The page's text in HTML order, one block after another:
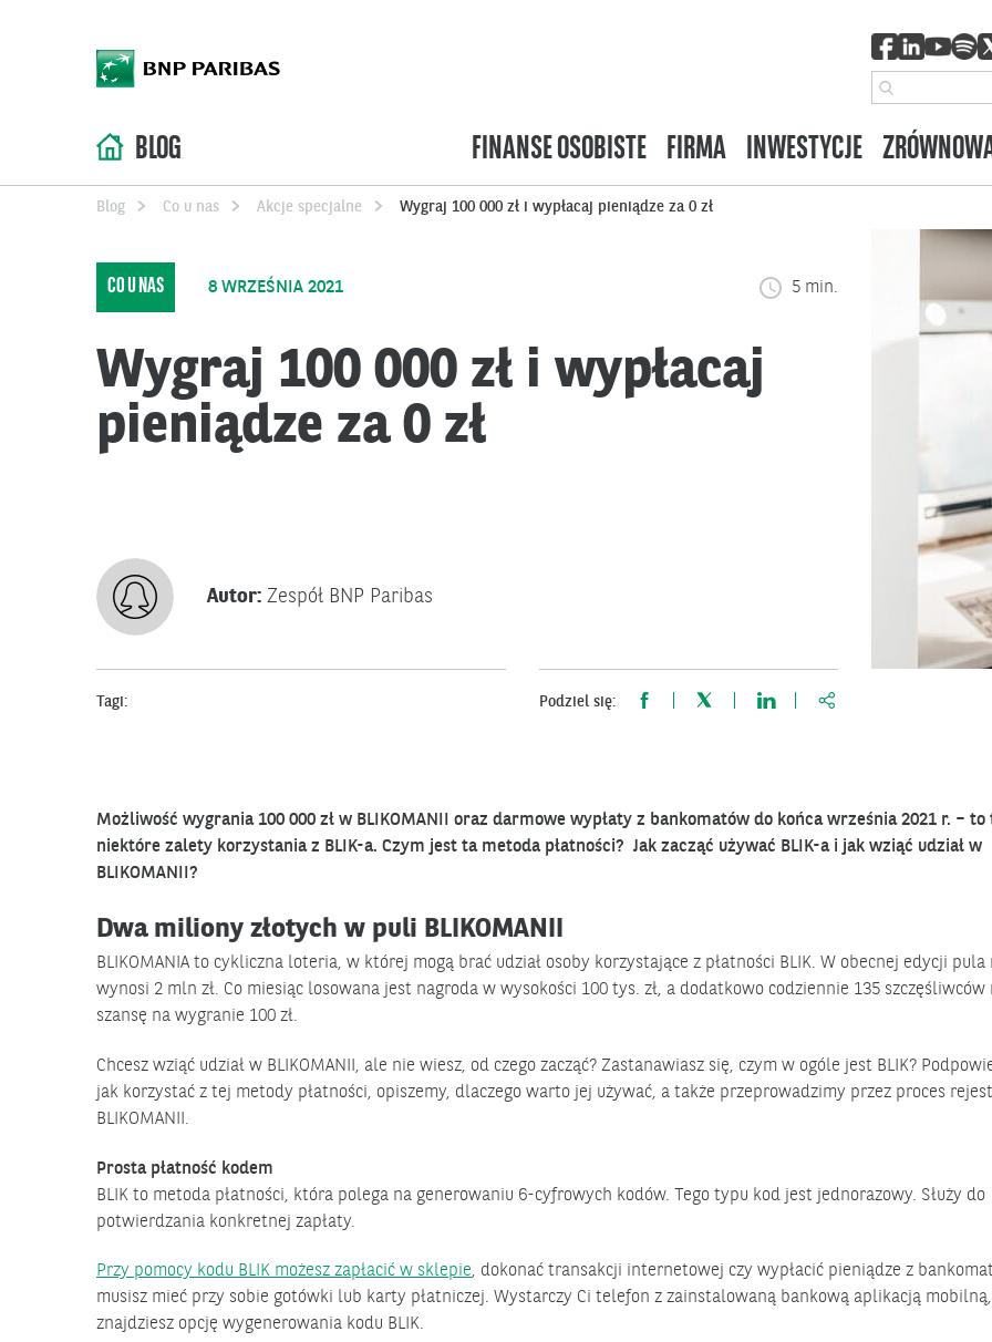
BLOG FINANSE OSOBISTE FIRMA INWESTYCJE
Blog Co u nas Akcje specjalne Wygraj 100 000 zł i wypłacaj pieniądze za 0 zł
CO U NAS 8 WRZEŚNIA 2021 5 min.
Wygraj 100 000 zł i wypłacaj
pieniądze za 0 zł
Autor: Zespół BNP Paribas
Tagi: Podziel się: https://
Możliwość wygrania 100 000 zł w BLIKOMANII oraz darmowe wypłaty z bankomatów do końca września 2021 r. –
niektóre zalety korzystania z BLIK-a. Czym jest ta metoda płatności? Jak zacząć używać BLIK-a i jak wziąć udział w
BLIKOMANII?
Dwa miliony złotych w puli BLIKOMANII
BLIKOMANIA to cykliczna loteria, w której mogą brać udział osoby korzystające z płatności BLIK. W obecnej edycji pula
wynosi 2 mln zł. Co miesiąc losowana jest nagroda w wysokości 100 tys. zł, a dodatkowo codziennie 135 szczęśliwców
szansę na wygranie 100 zł.
Chcesz wziąć udział w BLIKOMANII, ale nie wiesz, od czego zacząć? Zastanawiasz się, czym w ogóle jest BLIK?
jak korzystać z tej metody płatności, opiszemy, dlaczego warto jej używać, a także przeprowadzimy przez proces
BLIKOMANII.
Prosta płatność kodem
BLIK to metoda płatności, która polega na generowaniu 6-cyfrowych kodów. Tego typu kod jest jednorazowy. Służy do
potwierdzania konkretnej zapłaty.
Przy pomocy kodu BLIK możesz zapłacić w sklepie, dokonać transakcji internetowej czy wypłacić pieniądze z
musisz mieć przy sobie gotówki lub karty płatniczej. Wystarczy Ci telefon z zainstalowaną bankową aplikacją
znajdziesz opcję wygenerowania kodu BLIK.